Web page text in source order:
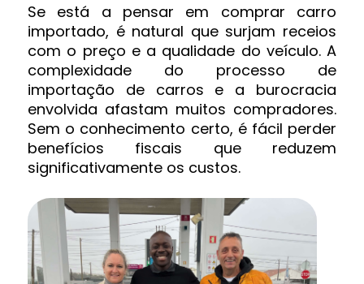
Se está a pensar em comprar carro
importado, é natural que surjam receios
com o preço e a qualidade do veículo. A
complexidade do processo de
importação de carros e a burocracia
envolvida afastam muitos compradores.
Sem o conhecimento certo, é fácil perder
benefícios fiscais que reduzem
significativamente os custos.